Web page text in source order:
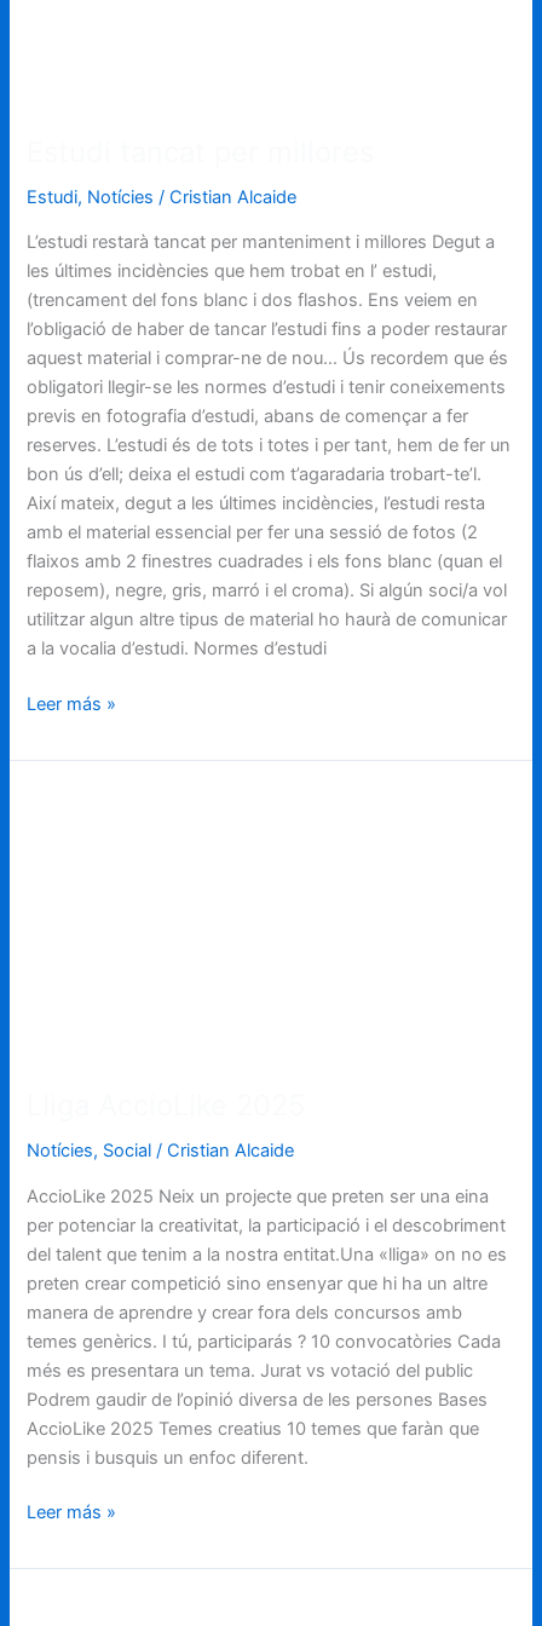
Estudi, Notícies /Cristian Alcaide
L’estudi restarà tancat per manteniment i millores Degut a
les últimes incidències que hem trobat en l’ estudi,
(trencament del fons blanc i dos flashos. Ens veiem en
l’obligació de haber de tancar l’estudi fins a poder restaurar
aquest material i comprar-ne de nou… Ús recordem que és
obligatori llegir-se les normes d’estudi i tenir coneixements
previs en fotografia d’estudi, abans de començar a fer
reserves. L’estudi és de tots i totes i per tant, hem de fer un
bon ús d’ell; deixa el estudi com t’agaradaria trobart-te’l.
Així mateix, degut a les últimes incidències, l’estudi resta
amb el material essencial per fer una sessió de fotos (2
flaixos amb 2 finestres cuadrades i els fons blanc (quan el
reposem), negre, gris, marró i el croma). Si algún soci/a vol
utilitzar algun altre tipus de material ho haurà de comunicar
a la vocalia d’estudi. Normes d’estudi
Leer más »
Notícies, Social /Cristian Alcaide
AccioLike 2025 Neix un projecte que preten ser una eina
per potenciar la creativitat, la participació i el descobriment
del talent que tenim a la nostra entitat.Una «lliga» on no es
preten crear competició sino ensenyar que hi ha un altre
manera de aprendre y crear fora dels concursos amb
temes genèrics. I tú, participarás ? 10 convocatòries Cada
més es presentara un tema. Jurat vs votació del public
Podrem gaudir de l’opinió diversa de les persones Bases
AccioLike 2025 Temes creatius 10 temes que faràn que
pensis i busquis un enfoc diferent.
Leer más »